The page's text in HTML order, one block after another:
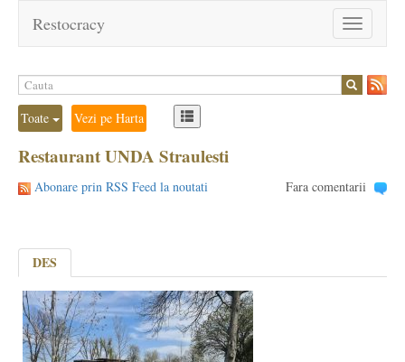
Toggle
navigation
Restocracy
Toate Vezi pe Harta
Restaurant UNDA Straulesti
Abonare prin RSS Feed la noutati Fara comentarii
DES